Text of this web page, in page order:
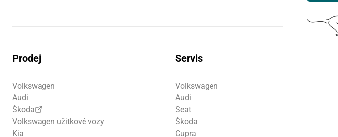
Prodej
Volkswagen
Audi
Škoda
Volkswagen užitkové vozy
Kia
Servis
Volkswagen
Audi
Seat
Škoda
Cupra